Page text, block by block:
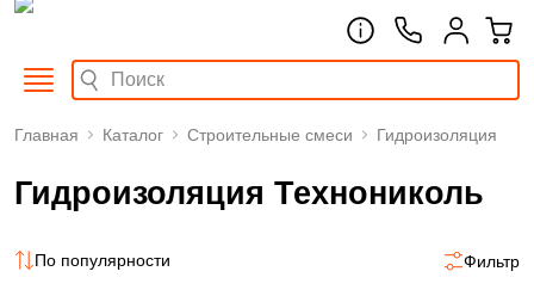
Главная Каталог Строительные смеси Гидроизоляция
Гидроизоляция Технониколь
По популярности Фильтр